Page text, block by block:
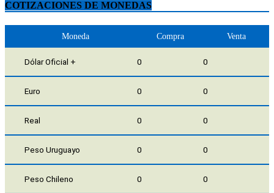
COTIZACIONES DE MONEDAS
Moneda Compra Venta
Dólar Oficial + 0 0
Euro 0 0
Real 0 0
Peso Uruguayo 0 0
Peso Chileno 0 0